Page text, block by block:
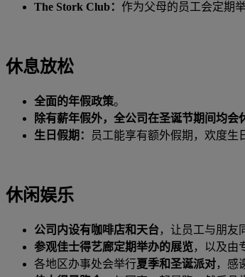
The Stork Club： 作为父母的员工会定期
休息放松
全面的年假政策。
除有薪年假外，全公司在圣诞节期间均会
生日假期：
员工能享有额外假期，欢度生
休闲娱乐
公司内设有咖啡店和天台，让员工与朋友
参观佳士得艺廊定期举办的展览，以及由
各地区办事处会举行夏季和圣诞派对，感